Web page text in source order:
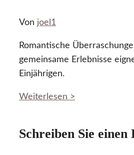
Von joel1
Romantische
gemeinsame Erlebnisse
Einjährigen.
Weiterlesen >
Schreiben Sie